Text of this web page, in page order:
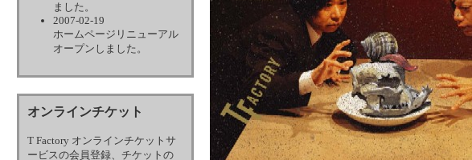
ました。
2007-02-19
ホームページリニューアル
オープンしました。
オンラインチケット
T Factory オンラインチケットサ
ービスの会員登録、チケットの